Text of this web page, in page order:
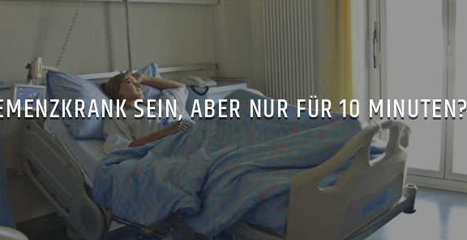
SEIN, ABER NUR FÜR 10 MINUTEN?